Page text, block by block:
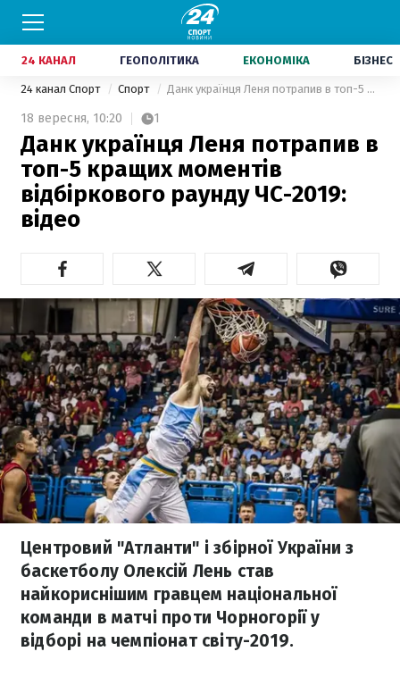
24 КАНАЛ ГЕОПОЛІТИКА ЕКОНОМІКА БІЗНЕС
24 канал Спорт Спорт Данк українця Леня потрапив в топ-5 кращих моментів відбіркового раунду ЧС-2019: відео
18 вересня, 10:20 1
Данк українця Леня потрапив в
топ-5 кращих моментів
відбіркового раунду ЧС-2019:
відео
Центровий "Атланти" і збірної України з
баскетболу Олексій Лень став
найкориснішим гравцем національної
команди в матчі проти Чорногорії у
відборі на чемпіонат світу-2019.